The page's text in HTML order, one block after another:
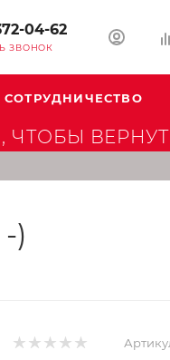
04-62
ЗВОНОК
СОТРУДНИЧЕСТВО
)